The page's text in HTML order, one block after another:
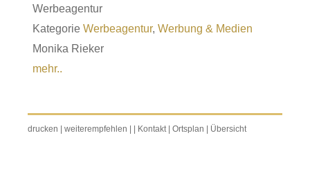
Werbeagentur
Kategorie Werbeagentur, Werbung & Medien
Monika Rieker
mehr..
drucken weiterempfehlen Kontakt| Ortsplan Übersicht